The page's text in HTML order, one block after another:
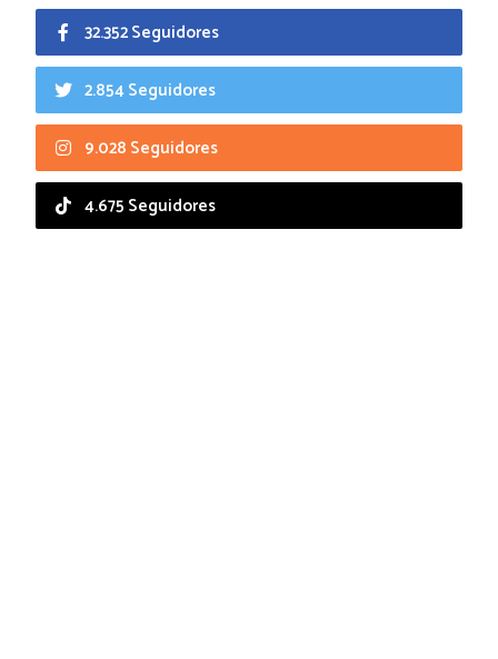
32.352 Seguidores
2.854 Seguidores
9.028 Seguidores
4.675 Seguidores